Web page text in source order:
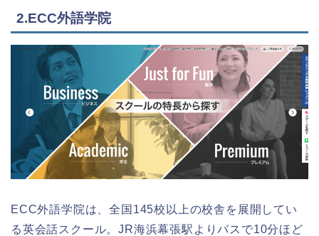
2.ECC外語学院
ECC外語学院は、全国145校以上の校舎を展開してい
る英会話スクール。JR海浜幕張駅よりバスで10分ほど